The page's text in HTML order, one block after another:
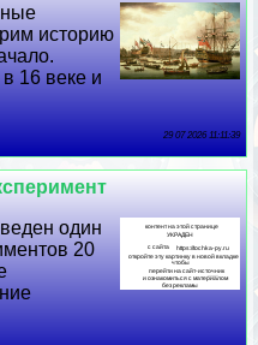
историю
16 веке и
29 07 2026 11:11:39
один
20